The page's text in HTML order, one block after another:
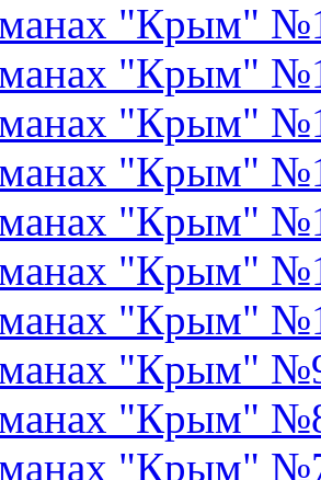
"Крым"
"Крым"
"Крым"
"Крым"
"Крым"
"Крым"
"Крым"
"Крым"
"Крым"
"Крым"